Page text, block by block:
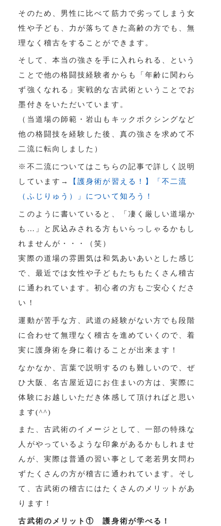
そのため、男性に比べて筋力で劣ってしまう女
性や子ども、力が落ちてきた高齢の方でも、無
理なく稽古をすることができます。
そして、本当の強さを手に入れられる、という
ことで他の格闘技経験者からも「年齢に関わら
ず強くなれる」実戦的な古武術ということでお
墨付きをいただいています。
（当道場の師範・岩山もキックボクシングなど
他の格闘技を経験した後、真の強さを求めて不
二流に転向しました）
※不二流についてはこちらの記事で詳しく説明
しています→
【護身術が習える！】「不二流
（ふじりゅう）」について知ろう！
このように書いていると、「凄く厳しい道場か
も…」と尻込みされる方もいらっしゃるかもし
れませんが・・・（笑）
実際の道場の雰囲気は和気あいあいとした感じ
で、最近では女性や子どもたちもたくさん稽古
に通われています。初心者の方もご安心くださ
い！
運動が苦手な方、武道の経験がない方でも段階
に合わせて無理なく稽古を進めていくので、着
実に護身術を身に着けることが出来ます！
なかなか、言葉で説明するのも難しいので、ぜ
ひ大阪、名古屋近辺にお住まいの方は、実際に
体験にお越しいただき体感して頂ければと思い
ます(^^)
また、古武術のイメージとして、一部の特殊な
人がやっているような印象があるかもしれませ
んが、実際は普通の習い事として老若男女問わ
ずたくさんの方が稽古に通われています。そし
て、古武術の稽古にはたくさんのメリットがあ
ります！
古武術のメリット① 護身術が学べる！